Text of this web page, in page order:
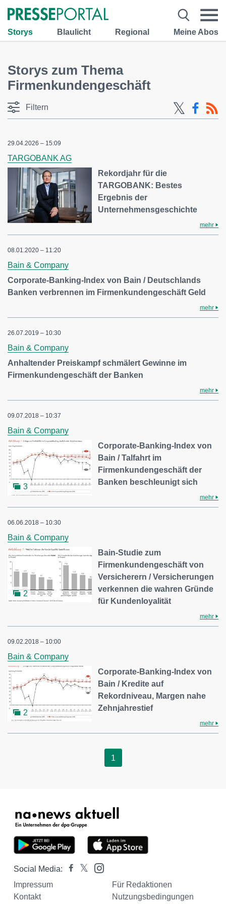
Storys Blaulicht Regional Meine Abos
Storys zum Thema
Firmenkundengeschäft
Filtern
29.04.2026 – 15:09
TARGOBANK AG
Rekordjahr für die
TARGOBANK: Bestes
Ergebnis der
Unternehmensgeschichte
mehr
08.01.2020 – 11:20
Bain & Company
Corporate-Banking-Index von Bain / Deutschlands
Banken verbrennen im Firmenkundengeschäft Geld
mehr
26.07.2019 – 10:30
Bain & Company
Anhaltender Preiskampf schmälert Gewinne im
Firmenkundengeschäft der Banken
mehr
09.07.2018 – 10:37
Bain & Company
3
Corporate-Banking-Index von
Bain / Talfahrt im
Firmenkundengeschäft der
Banken beschleunigt sich
mehr
06.06.2018 – 10:30
Bain & Company
2
Bain-Studie zum
Firmenkundengeschäft von
Versicherern / Versicherungen
verkennen die wahren Gründe
für Kundenloyalität
mehr
09.02.2018 – 10:00
Bain & Company
2
Corporate-Banking-Index von
Bain / Kredite auf
Rekordniveau, Margen nahe
Zehnjahrestief
mehr
1
Social Media:
Impressum
Für Redaktionen
Kontakt
Nutzungsbedingungen